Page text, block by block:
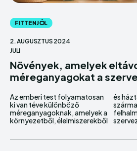
FITTENJÓL
2. AUGUSZTUS 2024
JULI
Növények, amelyek
méreganyagokat a
Az emberi test folyamatosan
ki van téve különböző
méreganyagoknak, amelyek a
környezetből, élelmiszerekből
és háztartási vegyszerekből
származnak. Ezek a toxinok
felhalmozódhatnak a